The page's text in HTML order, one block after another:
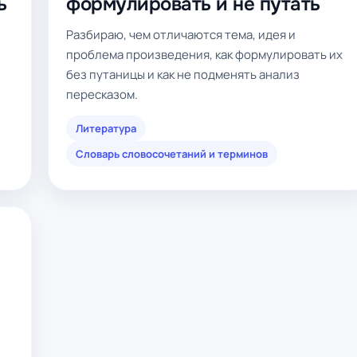
Разбираю, чем отличаются тема, идея и
проблема произведения, как формулировать их
без путаницы и как не подменять анализ
пересказом.
Литература
Словарь словосочетаний и терминов